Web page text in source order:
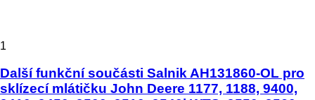
1
Další funkční součásti Salnik AH131860-OL pro
sklízecí mlátičku John Deere 1177, 1188, 9400,